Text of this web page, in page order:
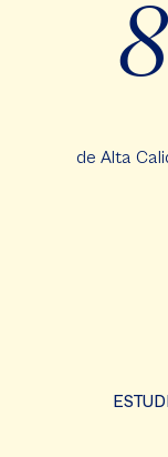
de Alta